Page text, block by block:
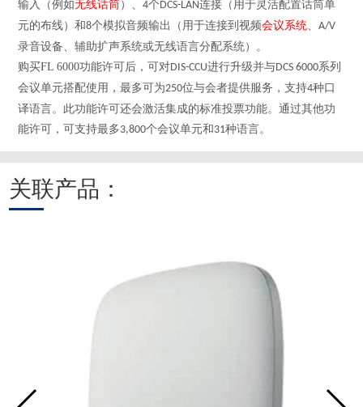
输入（例如无线话筒）、 4个 DCS-LAN连接（用于灵活配置话筒单
元的布线）和8个模拟音频输出（用于连接到视频会议系统、 A/V
录音设备、辅助扩声系统或无线语言分配系统）。
购买FL 6000功能许可后，可对DIS-CCU进行升级并与DCS 6000系列
会议单元搭配使用，最多可为250位与会者提供服务，支持4种口
译语言。此功能许可还会激活集成的标准投票功能。通过其他功
能许可，可支持最多3,800个会议单元和 31种语言。
关联产品：